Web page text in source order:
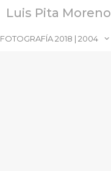
Luis Pita Moreno
FOTOGRAFÍA 2018 | 2004